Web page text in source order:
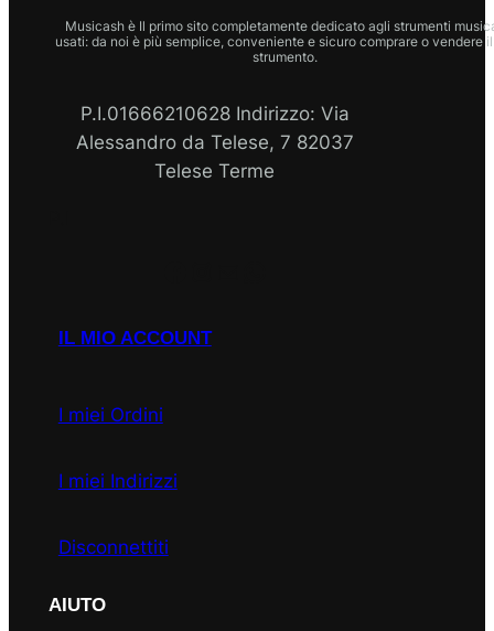
Musicash è Il primo sito completamente dedicato agli strumenti
usati: da noi è più semplice, conveniente e sicuro comprare o vendere
strumento.
P.I.01666210628 Indirizzo: Via
Alessandro da Telese, 7 82037
Telese Terme
IL MIO ACCOUNT
I miei Ordini
I miei Indirizzi
Disconnettiti
AIUTO